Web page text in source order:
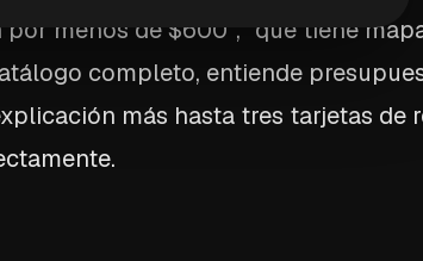
menos de $600", "qué tiene
completo, entiende
más hasta tres tarjetas de